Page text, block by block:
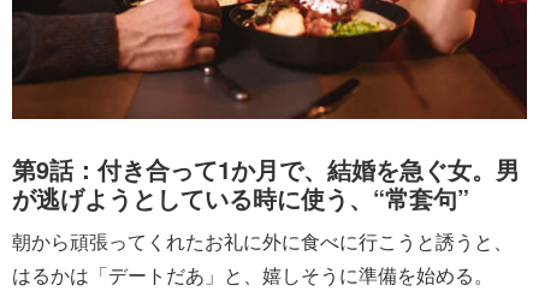
第9話：付き合って1か月で、結婚を急ぐ女。男
が逃げようとしている時に使う、“常套句”
朝から頑張ってくれたお礼に外に食べに行こうと誘うと、
はるかは「デートだあ」と、嬉しそうに準備を始める。